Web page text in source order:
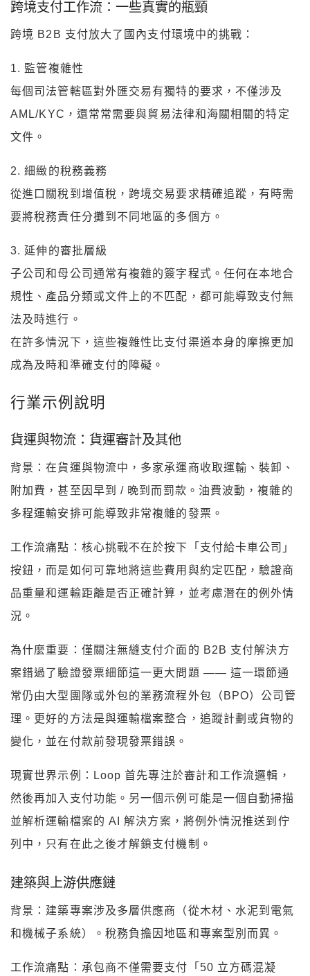
跨境支付工作流：一些真實的瓶頸
跨境 B2B 支付放大了國內支付環境中的挑戰：
1. 監管複雜性
每個司法管轄區對外匯交易有獨特的要求，不僅涉及
AML/KYC，還常常需要與貿易法律和海關相關的特定
文件。
2. 細緻的稅務義務
從進口關稅到增值稅，跨境交易要求精確追蹤，有時需
要將稅務責任分攤到不同地區的多個方。
3. 延伸的審批層級
子公司和母公司通常有複雜的簽字程式。任何在本地合
規性、產品分類或文件上的不匹配，都可能導致支付無
法及時進行。
在許多情況下，這些複雜性比支付渠道本身的摩擦更加
成為及時和準確支付的障礙。
行業示例說明
貨運與物流：貨運審計及其他
背景：在貨運與物流中，多家承運商收取運輸、裝卸、
附加費，甚至因早到 / 晚到而罰款。油費波動，複雜的
多程運輸安排可能導致非常複雜的發票。
工作流痛點：核心挑戰不在於按下「支付給卡車公司」
按鈕，而是如何可靠地將這些費用與約定匹配，驗證商
品重量和運輸距離是否正確計算，並考慮潛在的例外情
況。
為什麼重要：僅關注無縫支付介面的 B2B 支付解決方
案錯過了驗證發票細節這一更大問題 —— 這一環節通
常仍由大型團隊或外包的業務流程外包（BPO）公司管
理。更好的方法是與運輸檔案整合，追蹤計劃或貨物的
變化，並在付款前發現發票錯誤。
現實世界示例：Loop 首先專注於審計和工作流邏輯，
然後再加入支付功能。另一個示例可能是一個自動掃描
並解析運輸檔案的 AI 解決方案，將例外情況推送到佇
列中，只有在此之後才解鎖支付機制。
建築與上游供應鏈
背景：建築專案涉及多層供應商（從木材、水泥到電氣
和機械子系統）。稅務負擔因地區和專案型別而異。
工作流痛點：承包商不僅需要支付「50 立方碼混凝